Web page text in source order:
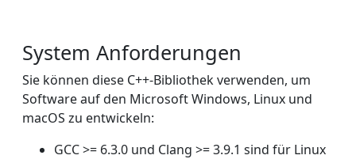
System Anforderungen
Sie können diese C++-Bibliothek verwenden, um
Software auf den Microsoft Windows, Linux und
macOS zu entwickeln:
GCC >= 6.3.0 und Clang >= 3.9.1 sind für Linux